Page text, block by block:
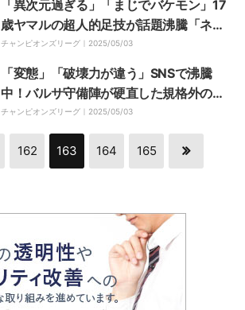
「異次元過ぎる」「まじでバケモン」17
歳ヤマルの超人的足技が話題沸騰「ネイ
マールやん」スタジアムがどよめく足裏
ロール＆バックステップ
チャンピオンズリーグ｜ 2025/05/03
「変態」「破壊力が違う」SNSで沸騰
中！バルサ守備陣が硬直した規格外のバ
イシクルシュート炸裂の瞬間
チャンピオンズリーグ｜ 2025/05/03
162 163 164 165